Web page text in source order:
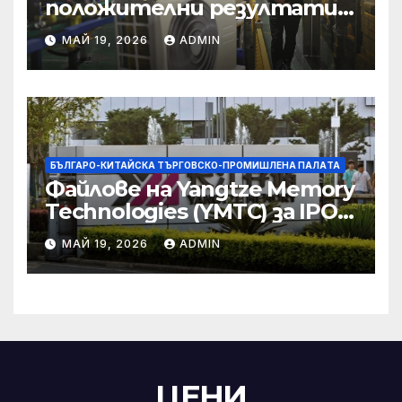
положителни резултати в
икономическите и
търговски консултации:
министерство
МАЙ 19, 2026 ADMIN
БЪЛГАРО-КИТАЙСКА ТЪРГОВСКО-ПРОМИШЛЕНА ПАЛAТА
Файлове на Yangtze Memory
Technologies (YMTC) за IPO
на STAR Market
МАЙ 19, 2026 ADMIN